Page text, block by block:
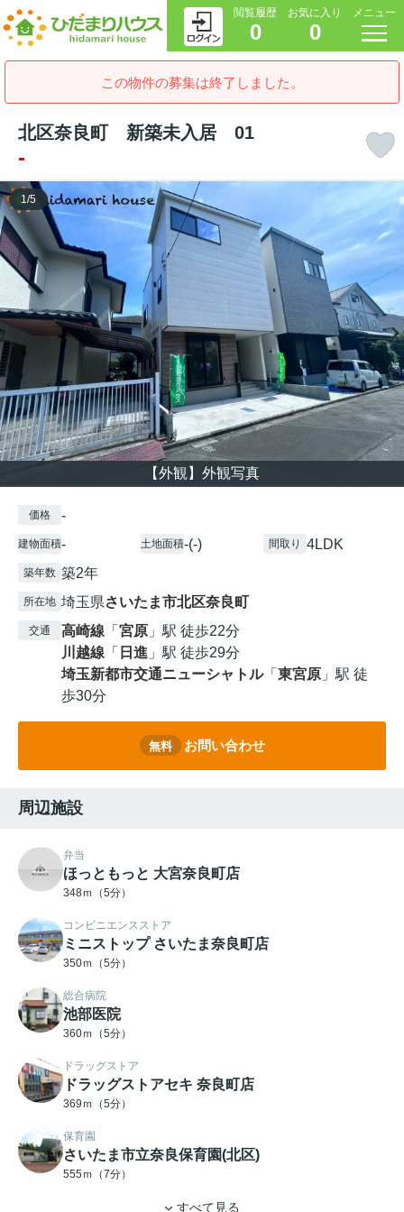
閲覧履歴
0
お気に入り
0
メニュー
この物件の募集は終了しました。
北区奈良町 新築未入居 01
-
【外観】外観写真
1/5
価格 -
建物面積- 土地面積-(-) 間取り 4LDK
築年数 築2年
所在地 埼玉県さいたま市北区奈良町
交通 高崎線 「 宮原 」駅 徒歩22分
川越線 「 日進 」駅 徒歩29分
埼玉新都市交通ニューシャトル「 東宮原 」駅 徒
歩30分
無料 お問い合わせ
周辺施設
弁当
ほっともっと 大宮奈良町店
348ｍ（5分）
コンビニエンスストア
ミニストップ さいたま奈良町店
350ｍ（5分）
総合病院
池部医院
360ｍ（5分）
ドラッグストア
ドラッグストアセキ 奈良町店
369ｍ（5分）
保育園
さいたま市立奈良保育園(北区)
555ｍ（7分）
すべて見る